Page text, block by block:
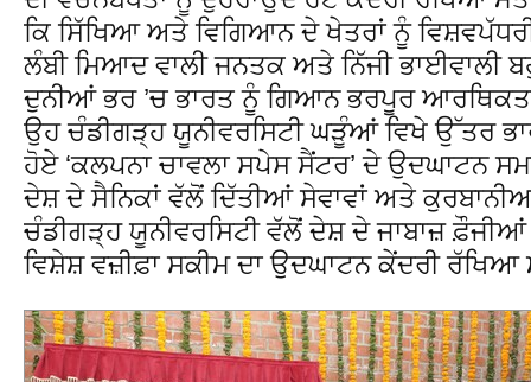
ਕਿ ਸਿੱਖਿਆ ਅਤੇ ਵਿਗਿਆਨ ਦੇ ਖੇਤਰਾਂ ਨੂੰ
ਲੰਬੀ ਮਿਆਦ ਵਾਲੀ ਜਨਤਕ ਅਤੇ ਨਿੱਜੀ ਭਾਈਵਾਲੀ
ਦੁਨੀਆਂ ਭਰ ’ਚ ਭਾਰਤ ਨੂੰ ਗਿਆਨ ਭਰਪੂਰ
ਉਹ ਚੰਡੀਗੜ੍ਹ ਯੂਨੀਵਰਸਿਟੀ ਘੜੂੰਆਂ ਵਿਖੇ ਉੱਤਰ
ਹੋਏ ‘ਕਲਪਨਾ ਚਾਵਲਾ ਸਪੇਸ ਸੈਂਟਰ’ ਦੇ ਉਦਘਾਟਨ
ਦੇਸ਼ ਦੇ ਸੈਨਿਕਾਂ ਵੱਲੋਂ ਦਿੱਤੀਆਂ ਸੇਵਾਵਾਂ ਅਤੇ
ਚੰਡੀਗੜ੍ਹ ਯੂਨੀਵਰਸਿਟੀ ਵੱਲੋਂ ਦੇਸ਼ ਦੇ ਜਾਬਾਜ਼
ਵਿਸ਼ੇਸ਼ ਵਜ਼ੀਫ਼ਾ ਸਕੀਮ ਦਾ ਉਦਘਾਟਨ ਕੇਂਦਰੀ